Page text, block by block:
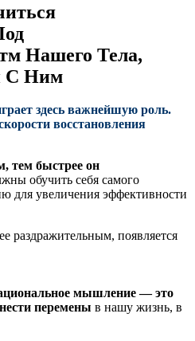
Нашего Тела,
С Ним
здесь важнейшую роль.
восстановления
тем быстрее он
обучить себя самого
для увеличения эффективности
раздражительным, появляется
мышление — это
перемены в нашу жизнь, в